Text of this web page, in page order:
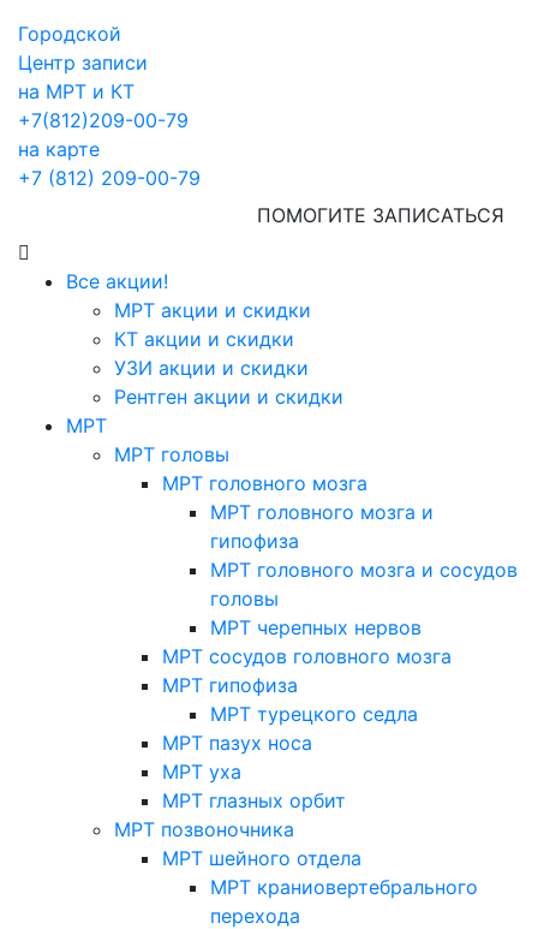
Городской
Центр записи
на МРТ и КТ
+7(812)209-00-79
на карте
+7 (812) 209-00-79
ПОМОГИТЕ ЗАПИСАТЬСЯ
Все акции!
МРТ акции и скидки
КТ акции и скидки
УЗИ акции и скидки
Рентген акции и скидки
МРТ
МРТ головы
МРТ головного мозга
МРТ головного мозга и
гипофиза
МРТ головного мозга и сосудов
головы
МРТ черепных нервов
МРТ сосудов головного мозга
МРТ гипофиза
МРТ турецкого седла
МРТ пазух носа
МРТ уха
МРТ глазных орбит
МРТ позвоночника
МРТ шейного отдела
МРТ краниовертебрального
перехода